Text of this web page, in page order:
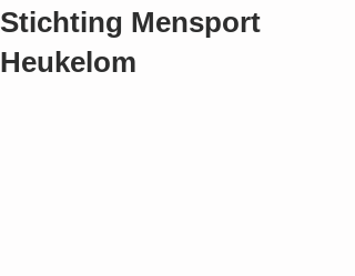
Stichting Mensport
Heukelom